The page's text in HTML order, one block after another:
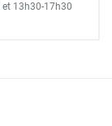
et 13h30-17h30